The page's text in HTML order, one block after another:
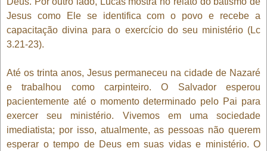
Jesus como Ele se identifica com o povo e recebe a
capacitação divina para o exercício do seu ministério (Lc
3.21-23).
Até os trinta anos, Jesus permaneceu na cidade de Nazaré
e trabalhou como carpinteiro. O Salvador esperou
pacientemente até o momento determinado pelo Pai para
exercer seu ministério. Vivemos em uma sociedade
imediatista; por isso, atualmente, as pessoas não querem
esperar o tempo de Deus em suas vidas e ministério. O